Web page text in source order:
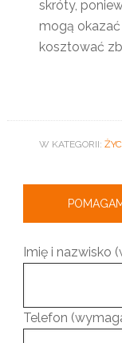
skróty,
mogą
kosztować
W KATEGORII:
Imię i nazwisko
Telefon